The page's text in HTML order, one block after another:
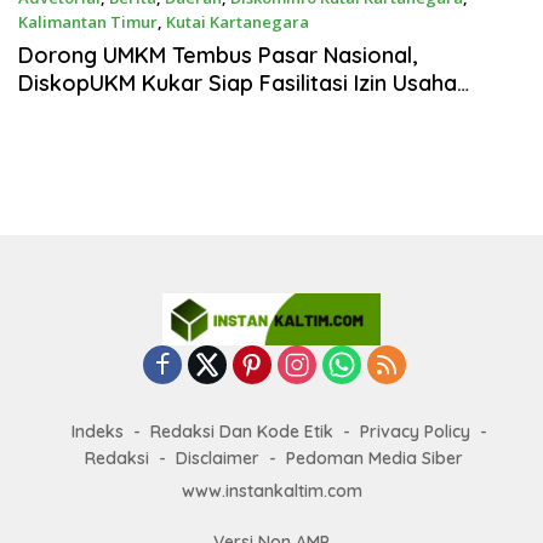
Kalimantan Timur, Kutai Kartanegara
April 23, 2025
Dorong UMKM Tembus Pasar Nasional,
DiskopUKM Kukar Siap Fasilitasi Izin Usaha
Indeks Redaksi Dan Kode Etik
Privacy Policy
Redaksi
Disclaimer
Pedoman Media Siber
www.instankaltim.com